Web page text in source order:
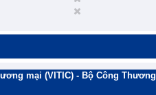
mại (VITIC) - Bộ Công Thương